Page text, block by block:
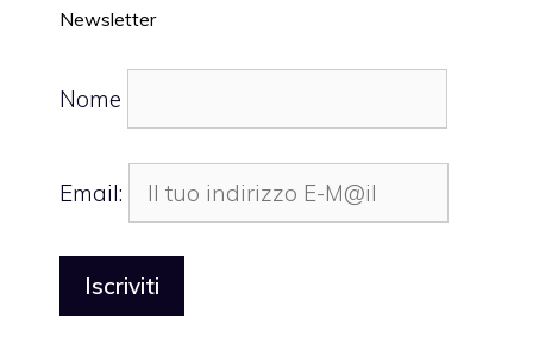
Newsletter
Nome
Email: